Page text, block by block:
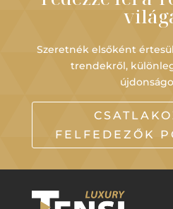
Szeretnék elsőként
trendekről,
FELFEDEZŐK